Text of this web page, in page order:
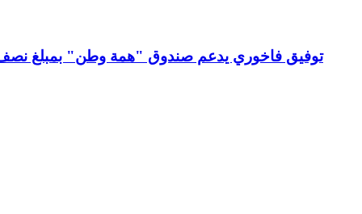
توفيق فاخوري يدعم صندوق "همة وطن" بمبلغ نصف